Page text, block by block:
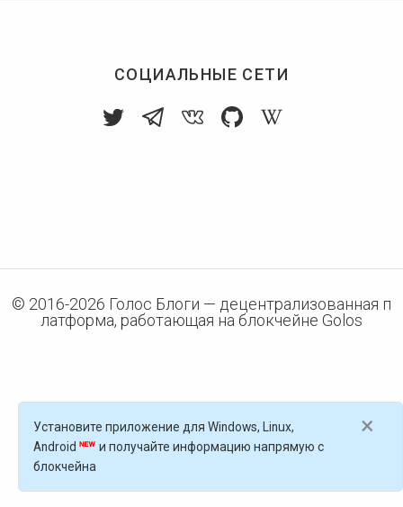
СОЦИАЛЬНЫЕ СЕТИ
© 2016-2026 Голос Блоги — децентрализованная п
латформа, работающая на блокчейне Golos
×
Установите приложение для Windows, Linux,
Android
и получайте информацию напрямую с
блокчейна